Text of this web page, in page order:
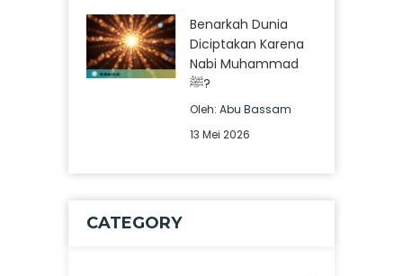
Benarkah Dunia
Diciptakan Karena
Nabi Muhammad
ﷺ?
Oleh: Abu Bassam
13 Mei 2026
CATEGORY